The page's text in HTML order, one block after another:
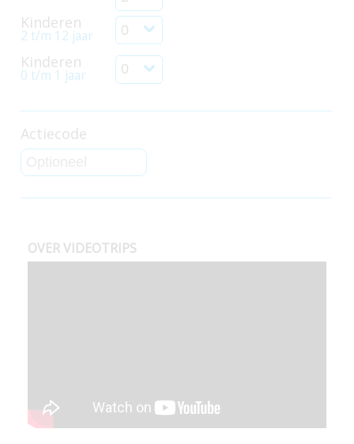
Kinderen
2 t/m 12 jaar
Kinderen
0 t/m 1 jaar
Actiecode
OVER VIDEOTRIPS